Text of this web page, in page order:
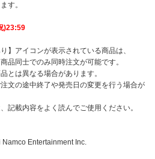
す。
)23:59
】アイコンが表示されている商品は、
品同士でのみ同時注文が可能です。
とは異なる場合があります。
文の途中終了や発売日の変更を行う場合が
記載内容をよく読んでご使用ください。
Entertainment Inc.